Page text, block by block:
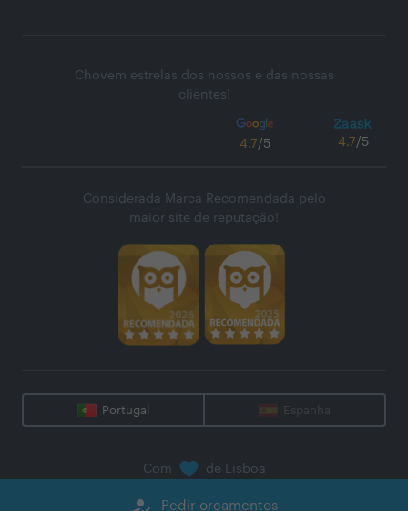
how_to_reg Pedir orçamentos
Chovem estrelas dos nossos e das nossas
clientes!
4.7/5 4.7/5
Considerada Marca Recomendada pelo
maior site de reputação!
Portugal Espanha
Com de Lisboa
Zaask - Plataforma Digital, S.A.